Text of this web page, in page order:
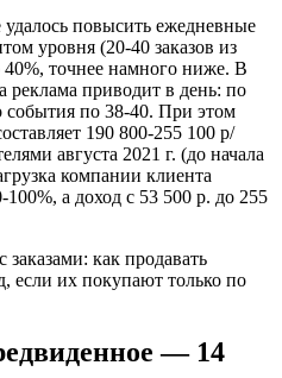
удалось повысить ежедневные
уровня (20-40 заказов из
точнее намного ниже. В
реклама приводит в день: по
события по 38-40. При этом
190 800-255 100 р/
августа 2021 г. (до начала
компании клиента
а доход с 53 500 р. до 255
— 14